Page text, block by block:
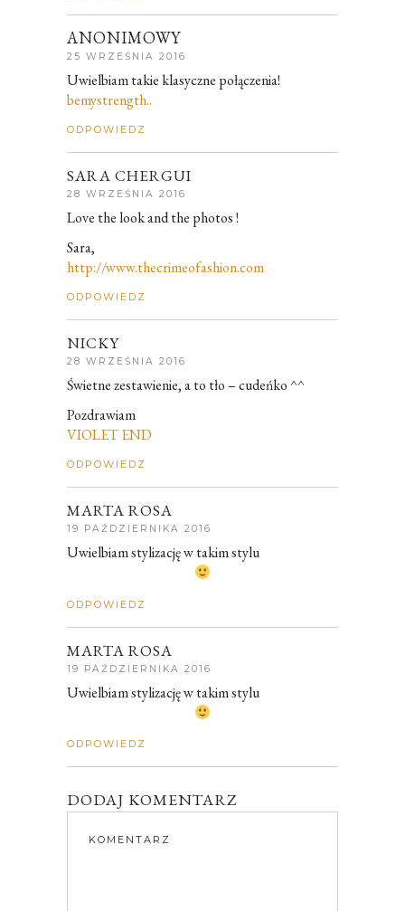
ANONIMOWY
25 WRZEŚNIA 2016
Uwielbiam takie klasyczne połączenia!
bemystrength..
ODPOWIEDZ
SARA CHERGUI
28 WRZEŚNIA 2016
Love the look and the photos !
Sara,
http://www.thecrimeofashion.com
ODPOWIEDZ
NICKY
28 WRZEŚNIA 2016
Świetne zestawienie, a to tło – cudeńko ^^
Pozdrawiam
VIOLET END
ODPOWIEDZ
MARTA ROSA
19 PAŹDZIERNIKA 2016
Uwielbiam stylizację w takim stylu
ODPOWIEDZ
MARTA ROSA
19 PAŹDZIERNIKA 2016
Uwielbiam stylizację w takim stylu
ODPOWIEDZ
DODAJ KOMENTARZ